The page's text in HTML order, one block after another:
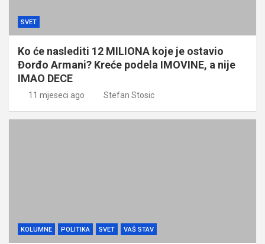
SVET
Ko će naslediti 12 MILIONA koje je ostavio
Đorđo Armani? Kreće podela IMOVINE, a nije
IMAO DECE
11 mjeseci ago Stefan Stosic
KOLUMNE POLITIKA SVET VAŠ STAV